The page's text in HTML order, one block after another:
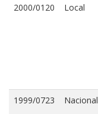
2000/0120 Local
1999/0723 Nacional